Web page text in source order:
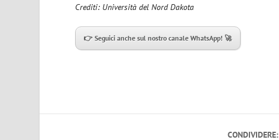
Crediti: Università del Nord Dakota
👉 Seguici anche sul nostro canale WhatsApp! 🚀
CONDIVIDERE: